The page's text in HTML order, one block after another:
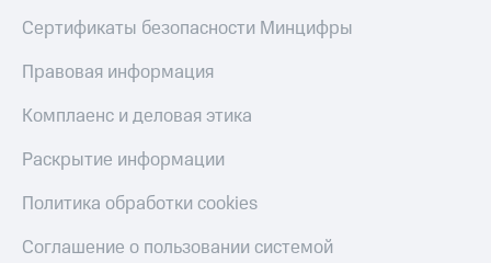
Сертификаты безопасности Минцифры
Правовая информация
Комплаенс и деловая этика
Раскрытие информации
Политика обработки cookies
Соглашение о пользовании системой